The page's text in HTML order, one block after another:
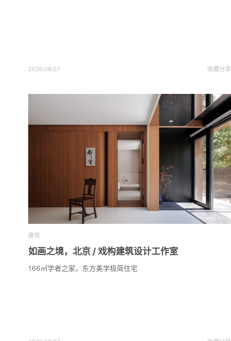
2026.08.07 收藏分享
建筑
如画之境，北京 / 戏构建筑设计工作室
166㎡学者之家，东方美学极简住宅